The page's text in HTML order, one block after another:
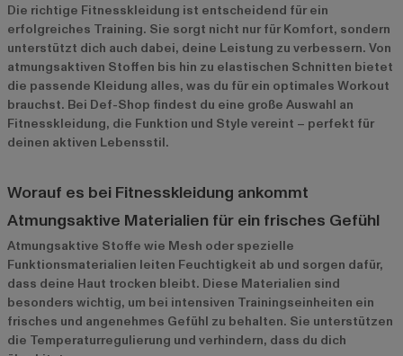
Die richtige Fitnesskleidung ist entscheidend für ein
erfolgreiches Training. Sie sorgt nicht nur für Komfort, sondern
unterstützt dich auch dabei, deine Leistung zu verbessern. Von
atmungsaktiven Stoffen bis hin zu elastischen Schnitten bietet
die passende Kleidung alles, was du für ein optimales Workout
brauchst. Bei Def-Shop findest du eine große Auswahl an
Fitnesskleidung, die Funktion und Style vereint – perfekt für
deinen aktiven Lebensstil.
Worauf es bei Fitnesskleidung ankommt
Atmungsaktive Materialien für ein frisches Gefühl
Atmungsaktive Stoffe wie Mesh oder spezielle
Funktionsmaterialien leiten Feuchtigkeit ab und sorgen dafür,
dass deine Haut trocken bleibt. Diese Materialien sind
besonders wichtig, um bei intensiven Trainingseinheiten ein
frisches und angenehmes Gefühl zu behalten. Sie unterstützen
die Temperaturregulierung und verhindern, dass du dich